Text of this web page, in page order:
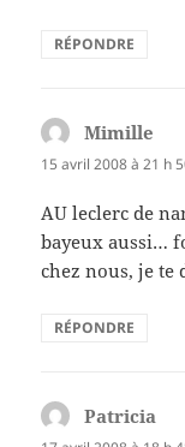
RÉPONDRE
Mimille
15 avril 2008 à 21 h
AU leclerc de
bayeux aussi…
chez nous, je te
RÉPONDRE
Patricia